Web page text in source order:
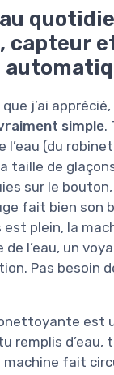
capteur
j’ai apprécié,
simple.
l’eau (du
taille de
sur le
fait bien son
plein, la
de l’eau, un
Pas besoin
est
remplis d’eau,
fait